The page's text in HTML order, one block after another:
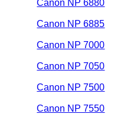
Canon NP 6880
Canon NP 6885
Canon NP 7000
Canon NP 7050
Canon NP 7500
Canon NP 7550